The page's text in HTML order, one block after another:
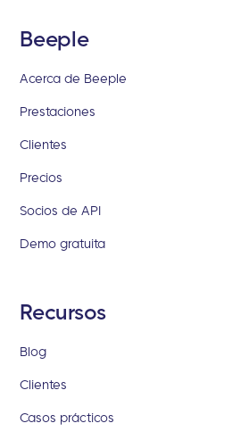
Beeple
Acerca de Beeple
Prestaciones
Clientes
Precios
Socios de API
Demo gratuita
Recursos
Blog
Clientes
Casos prácticos